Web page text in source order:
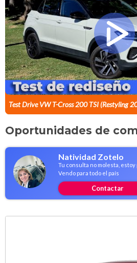
Test Drive VW T-Cross 200 TSI (Restyling
Oportunidades de
Natividad Zotelo
Tu consulta no molesta,
Vendo para todo el país
Contactar